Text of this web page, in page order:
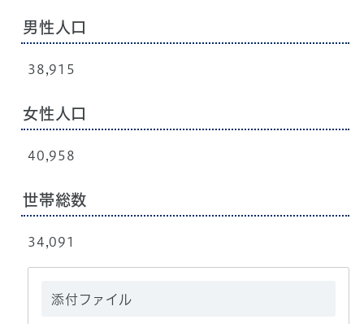
男性人口
38,915
女性人口
40,958
世帯総数
34,091
添付ファイル